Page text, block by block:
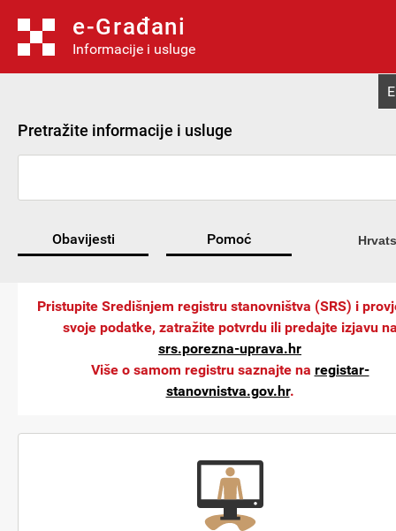
e-Građani
Informacije i usluge
Pretražite informacije i usluge
Obavijesti Pomoć
Pristupite Središnjem registru stanovništva (SRS) i
svoje podatke, zatražite potvrdu ili predajte izjavu
srs.porezna-uprava.hr
Više o samom registru saznajte na registar-
stanovnistva.gov.hr.